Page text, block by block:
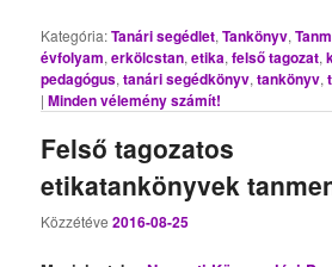
Kategória:Tanári segédlet,Tankönyv,
évfolyam,erkölcstan,etika,felső tagozat,
pedagógus,tanári segédkönyv,tankönyv,
|Minden vélemény számít!
Felső tagozatos
etikatankönyvek
Közzétéve2016-08-25